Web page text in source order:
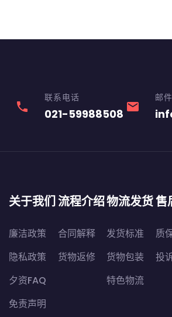
phone
联系电话
021-59988508 email
邮
关于我们
廉洁政策
隐私政策
夕资FAQ
免责声明
流程介绍
合同解释
货物返修
物流发货
发货标准
货物包装
特色物流
售
质
投